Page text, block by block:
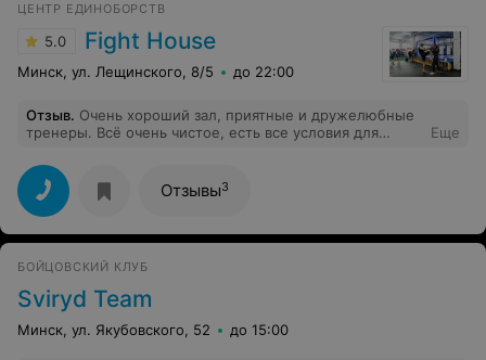
ЦЕНТР ЕДИНОБОРСТВ
5.0 Fight House
Минск, ул. Лещинского, 8/5 до 22:00
Отзыв. Очень хороший зал, приятные и дружелюбные
тренеры. Всё очень чистое, есть все условия для
Еще
Отзывы3
БОЙЦОВСКИЙ КЛУБ
Sviryd Team
Минск, ул. Якубовского, 52 до 15:00